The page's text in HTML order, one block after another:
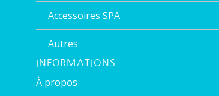
Accessoires SPA
Autres
INFORMATIONS
À propos